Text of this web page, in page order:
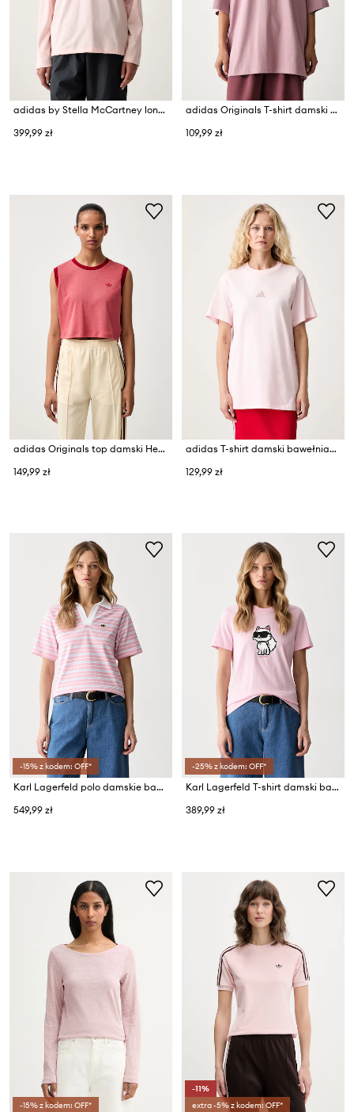
adidas by Stella McCartney longsleeve damski
399,99 zł
adidas Originals T-shirt damski bawełniany Essentials
109,99 zł
adidas Originals top damski Heather
149,99 zł
adidas T-shirt damski bawełniany Animal Pack
129,99 zł
-15% z kodem: OFF*
Karl Lagerfeld polo damskie bawełniane IKON
549,99 zł
-25% z kodem: OFF*
Karl Lagerfeld T-shirt damski bawełniany IKON SKETCH
389,99 zł
-15% z kodem: OFF*
-11%
extra -5% z kodem: OFF*